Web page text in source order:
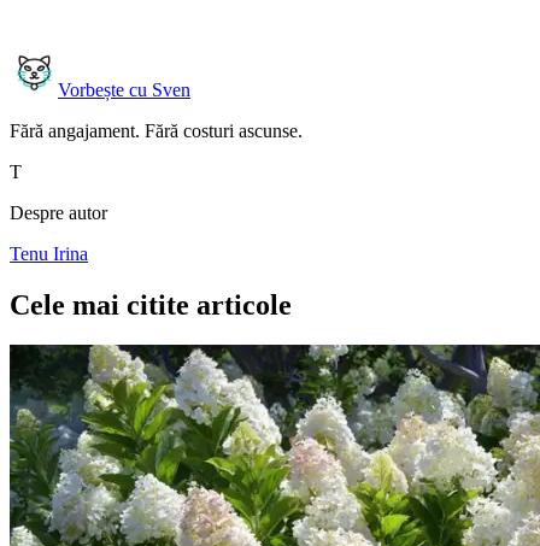
Vorbește cu Sven
Fără angajament. Fără costuri ascunse.
T
Despre autor
Tenu Irina
Cele mai citite articole